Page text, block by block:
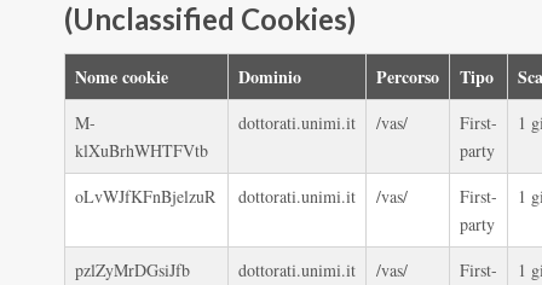
(Unclassified Cookies)
Nome cookie Dominio Percorso Tipo
M-
klXuBrhWHTFVtb
dottorati.unimi.it /vas/
First-
party
1
oLvWJfKFnBjelzuR dottorati.unimi.it /vas/
First-
party
1
pzlZyMrDGsiJfb dottorati.unimi.it /vas/
First-
1